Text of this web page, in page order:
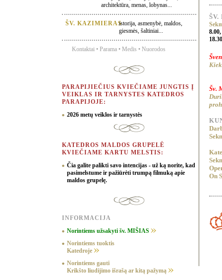
architektūra, menas, lobynas...
ŠV. KAZIMIERASistorija, asmenybė, maldos,
giesmės, šaltiniai...
Kontaktai • Parama • Medis • Nuorodos
PARAPIJIEČIUS KVIEČIAME JUNGTIS Į
VEIKLAS IR TARNYSTES KATEDROS
PARAPIJOJE:
2026 metų veiklos ir tarnystės
KATEDROS MALDOS GRUPELĖ
KVIEČIAME KARTU MELSTIS:
Čia galite palikti savo intencijas - už ką norite, kad
pasimelstume ir pažiūrėti trumpą filmuką apie
maldos grupelę.
INFORMACIJA
Norintiems užsakyti šv. MIŠIAS
Norintiems tuoktis
Katedroje
Norintiems gauti
Krikšto liudijimo išrašą ar kitą pažymą
ŠV.
Šv.
On